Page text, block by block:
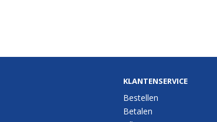
KLANTENSERVICE
Bestellen
Betalen